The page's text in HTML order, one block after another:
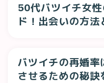
50代バツイチ女
ド！出会いの方
バツイチの再婚
させるための秘訣